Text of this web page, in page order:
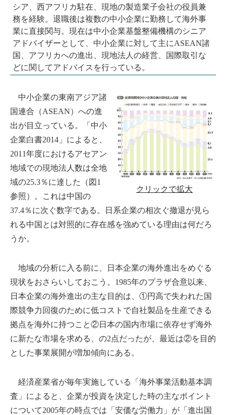
シア、西アフリカ駐在、現地の製造業子会社の役員兼
務を経験。退職後は複数の中小企業に勤務して海外事
業に直接関与。現在は中小企業基盤整備機構のシニア
アドバイザーとして、中小企業に対して主にASEAN諸
国、アフリカへの進出、現地法人の経営、国際取引な
どに関してアドバイスを行っている。
クリックで拡大
中小企業の東南アジア諸
国連合（ASEAN）への進
出が目立っている。「中小
企業白書2014」によると、
2011年度におけるアセアン
地域での現地法人数は全地
域の25.3％に達した（図1
参照）。これは中国の
37.4％に次ぐ数字である。日系企業の相次ぐ撤退が見ら
れる中国とは対照的に存在感を強めている理由は何だろ
うか。
地域の分析に入る前に、日本企業の海外進出をめぐる
現状をおさらいしておこう。1985年のプラザ合意以来、
日本企業の海外進出の主な目的は、①円高で失われた国
際競争力回復のために低コストで自社製品を生産できる
拠点を海外に持つこと②日本の国内市場に依存せず海外
に新たな市場を求める、の2点だったが、最近は②を目的
とした事業展開が増加傾向にある。
経済産業省が毎年実施している「海外事業活動基本調
査」によると、企業が投資を決定した時の主なポイント
について2005年の時点では「安価な労働力」が「進出国